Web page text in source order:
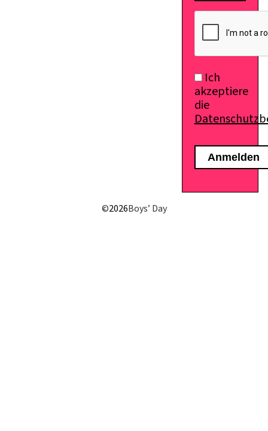
Ich
akzeptiere
die
©2026Boys’ Day